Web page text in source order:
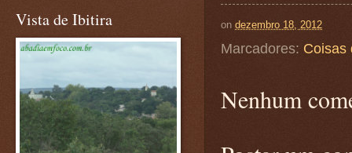
on dezembro 18, 2012
Marcadores: Coisas
Nenhum
Vista de Ibitira